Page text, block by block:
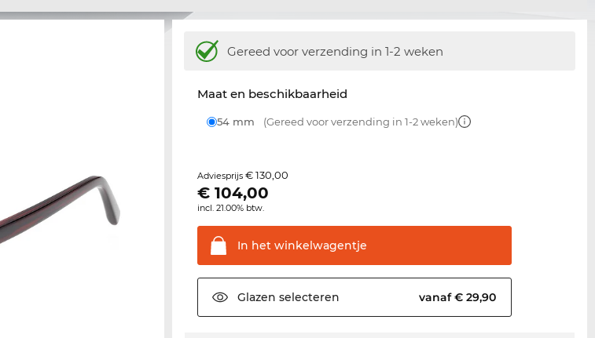
Gereed voor verzending in 1-2 weken
Maat en beschikbaarheid
54 mm (Gereed voor verzending in 1-2 weken)
Adviesprijs€ 130,00
€104,00
incl. 21.00% btw.
In het winkelwagentje
Glazen selecteren vanaf € 29,90